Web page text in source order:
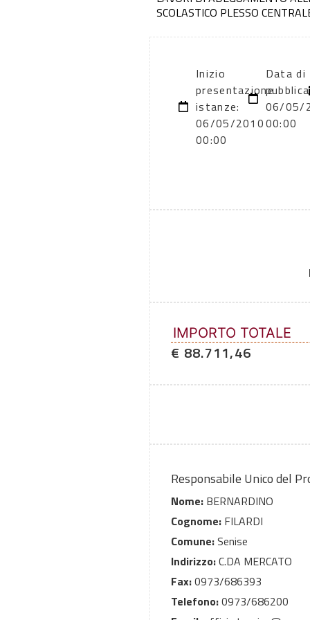
SCOLASTICO PLESSO
Inizio
presentazione
istanze:
06/05/2010
00:00
Data di
06/05/
00:00
IMPORTO TOTALE
€ 88.711,46
Responsabile Unico del
Nome: BERNARDINO
Cognome: FILARDI
Comune:Senise
Indirizzo:C.DA MERCATO
Fax:0973/686393
Telefono:0973/686200